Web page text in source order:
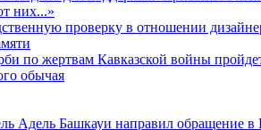
них...»
проверку в отношении
по жертвам Кавказской войны
обычая
Адель Башкауи направил